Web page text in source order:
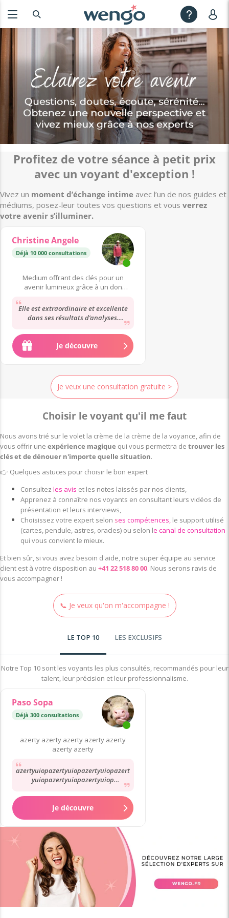
Profitez de votre séance à petit prix
avec un voyant d'exception !
Vivez un moment d’échange intime avec l’un de nos guides et
médiums, posez-leur toutes vos questions et vous verrez
votre avenir s’illuminer.
Christine Angele
Déjà 10 000 consultations
Medium offrant des clés pour un
avenir lumineux grâce à un don
Elle est extraordinaire et excellente
dans ses résultats d’analyses.
envers nous....
Je découvre
Je veux une consultation gratuite >
Choisir le voyant qu'il me faut
Nous avons trié sur le volet la crème de la crème de la voyance, afin de
vous offrir une expérience magique qui vous permettra de trouver les
clés et de dénouer n'importe quelle situation.
👉 Quelques astuces pour choisir le bon expert
Consultez les avis et les notes laissés par nos clients,
Apprenez à connaître nos voyants en consultant leurs vidéos de
présentation et leurs interviews,
Choisissez votre expert selon ses compétences, le support utilisé
(cartes, pendule, astres, oracles) ou selon le canal de consultation
qui vous convient le mieux.
Et bien sûr, si vous avez besoin d'aide, notre super équipe au service
client est à votre disposition au +41 22 518 80 00. Nous serons ravis de
vous accompagner !
📞 Je veux qu'on m'accompagne !
LE TOP 10 LES EXCLUSIFS
Notre Top 10 sont les voyants les plus consultés, recommandés pour leur
talent, leur précision et leur professionnalisme.
Paso Sopa
Déjà 300 consultations
azerty azerty azerty azerty azerty
azerty azerty
azertyuiopazertyuiopazertyuiopazert
yuiopazertyuiopazertyuiop
azertyuiop azertyuiop...
Je découvre